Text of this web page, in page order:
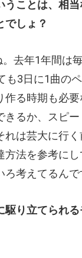
うことは、相
でしょ？
。去年1年間は
も3日に1曲の
作る時期も必
きるか、スピ
れは芸大に行
方法を参考にし
考えてるんで
り立てられる